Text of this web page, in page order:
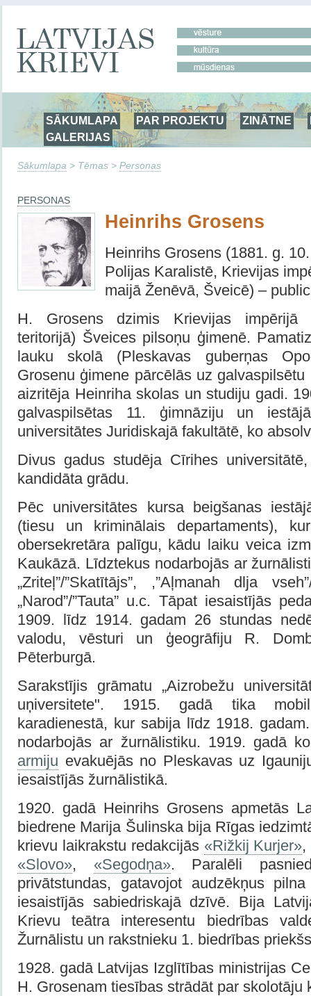
SĀKUMLAPA PAR PROJEKTU ZINĀTNE
GALERIJAS
Sākumlapa > Tēmas > Personas
PERSONAS
Heinrihs Grosens
Heinrihs Grosens (1881. g.
Polijas Karalistē, Krievijas
maijā Ženēvā, Šveicē) –
H. Grosens dzimis Krievijas impērijā
teritorijā) Šveices pilsoņu ģimenē.
lauku skolā (Pleskavas guberņas
Grosenu ģimene pārcēlās uz
aizritēja Heinriha skolas un studiju gadi.
galvaspilsētas 11. ģimnāziju un
universitātes Juridiskajā fakultātē, ko
Divus gadus studēja Cīrihes
kandidāta grādu.
Pēc universitātes kursa beigšanas
(tiesu un kriminālais departaments),
obersekretāra palīgu, kādu laiku veica
Kaukāzā. Līdztekus nodarbojās ar
„Zriteļ”/”Skatītājs”, ,”Aļmanah dlja
„Narod”/”Tauta” u.c. Tāpat iesaistījās
1909. līdz 1914. gadam 26 stundas
valodu, vēsturi un ģeogrāfiju R.
Pēterburgā.
Sarakstījis grāmatu „Aizrobežu
uņiversitete". 1915. gadā tika
karadienestā, kur sabija līdz 1918.
nodarbojās ar žurnālistiku. 1919. gadā
armiju evakuējās no Pleskavas uz
iesaistījās žurnālistikā.
1920. gadā Heinrihs Grosens apmetās
biedrene Marija Šulinska bija Rīgas
krievu laikrakstu redakcijās «Rižkij Kurjer»,
«Slovo», «Segodņa». Paralēli
privātstundas, gatavojot audzēkņus
iesaistījās sabiedriskajā dzīvē. Bija
Krievu teātra interesentu biedrības
Žurnālistu un rakstnieku 1. biedrības
1928. gadā Latvijas Izglītības ministrijas
H. Grosenam tiesības strādāt par skolotāju